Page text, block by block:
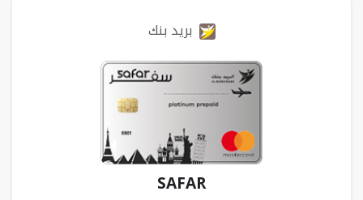
بريد بنك
SAFAR